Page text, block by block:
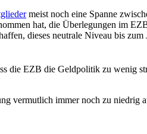
meist noch eine Spanne
hat, die Überlegungen im
dieses neutrale Niveau bis zum
die EZB die Geldpolitik zu wenig
vermutlich immer noch zu niedrig